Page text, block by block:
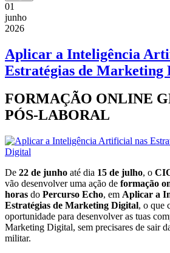
01
junho
2026
Aplicar a Inteligência
Estratégias de Marketing
FORMAÇÃO ONLINE
PÓS-LABORAL
De 22 de junho até dia 15 de julho, o
vão desenvolver uma ação de formação
horas do Percurso Echo, em Aplicar a
Estratégias de Marketing Digital, o que
oportunidade para desenvolver as tuas
Marketing Digital, sem precisares de sair
militar.